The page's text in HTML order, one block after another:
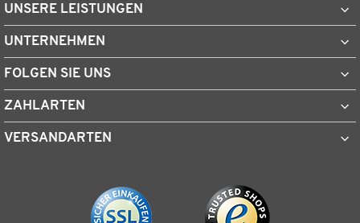
UNSERE LEISTUNGEN
UNTERNEHMEN
FOLGEN SIE UNS
ZAHLARTEN
VERSANDARTEN